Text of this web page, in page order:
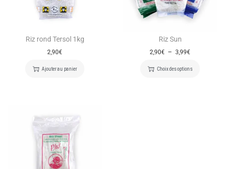
Riz rond Tersol 1kg
2,90€
Ajouter au panier
Riz Sun
2,90€ – 3,99€
Choix des options